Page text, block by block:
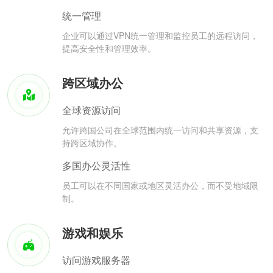
统一管理
企业可以通过VPN统一管理和监控员工的远程访问，
提高安全性和管理效率。
跨区域办公
全球资源访问
允许跨国公司在全球范围内统一访问和共享资源，支
持跨区域协作。
多国办公灵活性
员工可以在不同国家或地区灵活办公，而不受地域限
制。
游戏和娱乐
访问游戏服务器